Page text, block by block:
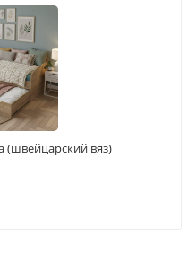
(швейцарский вяз)